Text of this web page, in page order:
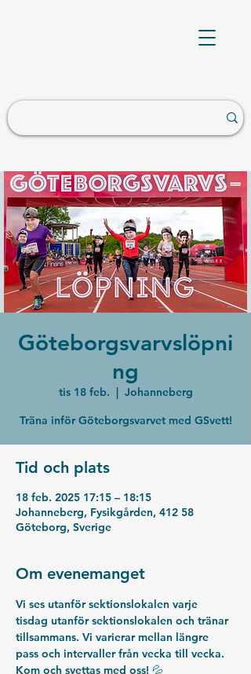
Göteborgsvarvslöpni
ng
tis 18 feb.
  |
Johanneberg
Träna inför Göteborgsvarvet med GSvett!
Tid och plats
18 feb. 2025 17:15 – 18:15
Johanneberg, Fysikgården, 412 58
Göteborg, Sverige
Om evenemanget
Vi ses utanför sektionslokalen varje
tisdag utanför sektionslokalen och tränar
tillsammans. Vi varierar mellan längre
pass och intervaller från vecka till vecka.
Kom och svettas med oss! 💦